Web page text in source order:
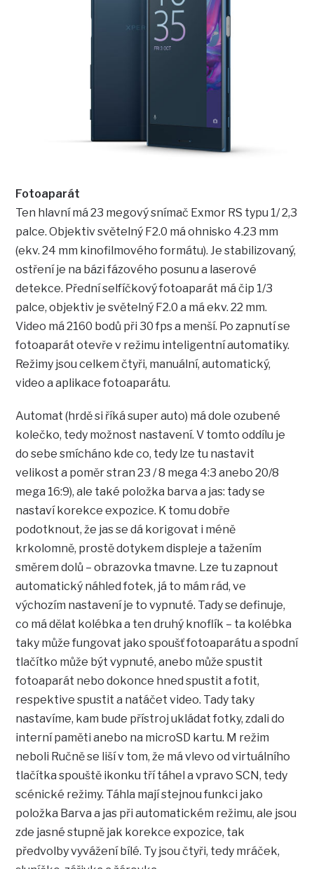
Fotoaparát
Ten hlavní má 23 megový snímač Exmor RS typu 1/ 2,3
palce. Objektiv světelný F2.0 má ohnisko 4.23 mm
(ekv. 24 mm kinofilmového formátu). Je stabilizovaný,
ostření je na bázi fázového posunu a laserové
detekce. Přední selfíčkový fotoaparát má čip 1/3
palce, objektiv je světelný F2.0 a má ekv. 22 mm.
Video má 2160 bodů při 30 fps a menší. Po zapnutí se
fotoaparát otevře v režimu inteligentní automatiky.
Režimy jsou celkem čtyři, manuální, automatický,
video a aplikace fotoaparátu.
Automat (hrdě si říká super auto) má dole ozubené
kolečko, tedy možnost nastavení. V tomto oddílu je
do sebe smícháno kde co, tedy lze tu nastavit
velikost a poměr stran 23 / 8 mega 4:3 anebo 20/8
mega 16:9), ale také položka barva a jas: tady se
nastaví korekce expozice. K tomu dobře
podotknout, že jas se dá korigovat i méně
krkolomně, prostě dotykem displeje a tažením
směrem dolů – obrazovka tmavne. Lze tu zapnout
automatický náhled fotek, já to mám rád, ve
výchozím nastavení je to vypnuté. Tady se definuje,
co má dělat kolébka a ten druhý knoflík – ta kolébka
taky může fungovat jako spoušť fotoaparátu a spodní
tlačítko může být vypnuté, anebo může spustit
fotoaparát nebo dokonce hned spustit a fotit,
respektive spustit a natáčet video. Tady taky
nastavíme, kam bude přístroj ukládat fotky, zdali do
interní paměti anebo na microSD kartu. M režim
neboli Ručně se liší v tom, že má vlevo od virtuálního
tlačítka spouště ikonku tří táhel a vpravo SCN, tedy
scénické režimy. Táhla mají stejnou funkci jako
položka Barva a jas při automatickém režimu, ale jsou
zde jasné stupně jak korekce expozice, tak
předvolby vyvážení bílé. Ty jsou čtyři, tedy mráček,